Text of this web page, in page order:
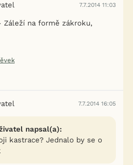
7.7.2014 11:03
Záleží na formě zákroku,
7.7.2014 16:05
napsal(a):
kastrace? Jednalo by se o